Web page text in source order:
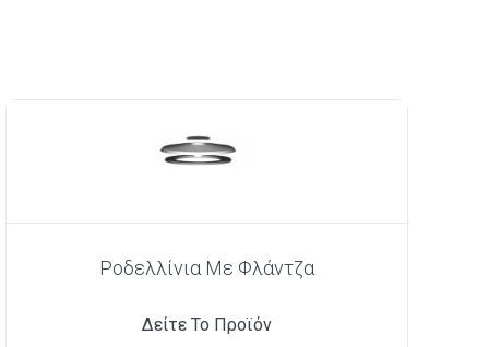
Ροδελλίνια Με Φλάντζα
Δείτε Το Προϊόν